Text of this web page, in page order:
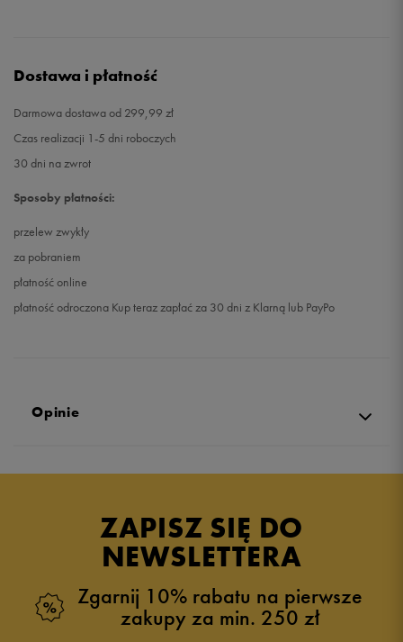
Dostawa i płatność
Darmowa dostawa od 299,99 zł
Czas realizacji 1-5 dni roboczych
30 dni na zwrot
Sposoby płatności:
przelew zwykły
za pobraniem
płatność online
płatność odroczona Kup teraz zapłać za 30 dni z Klarną lub PayPo
Opinie
ZAPISZ SIĘ DO
NEWSLETTERA
Zgarnij 10% rabatu na pierwsze
zakupy za min. 250 zł